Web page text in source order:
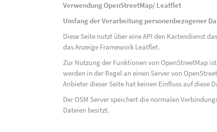
Verwendung OpenStreetMap/ Leatflet
Umfang der Verarbeitung personenbezogener
Diese Seite nutzt über eine API den Kartendienst
das Anzeige Framework Leatflet.
Zur Nutzung der Funktionen von OpenStreetMap
werden in der Regel an einen Server von
Anbieter dieser Seite hat keinen Einfluss auf diese
Der OSM Server speichert die normalen
Dateien besitzt.